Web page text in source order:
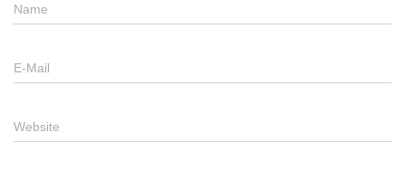
Name
E-Mail
Website